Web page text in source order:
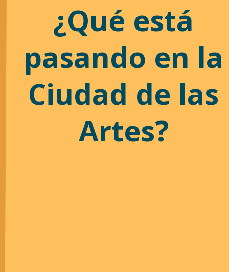
¿Qué está
pasando en la
Ciudad de las
Artes?